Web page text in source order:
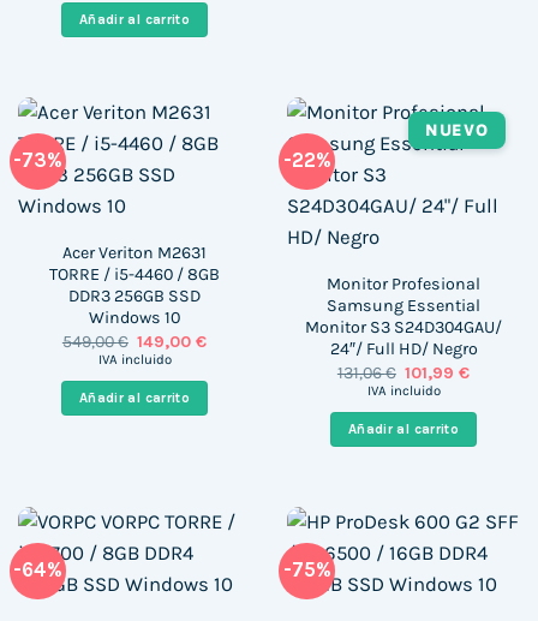
era:
153,60 €.
es:
Añadir al carrito
-73%
Acer Veriton M2631
TORRE / i5-4460 / 8GB
DDR3 256GB SSD
Windows 10
549,00€ El
precio
era:
549,00 €.
149,00€El
es:
149,00 €.
IVA incluido
Añadir al carrito
-22%
NUEVO
Monitor Profesional
Samsung Essential
Monitor S3 S24D304GAU/
24″/ Full HD/ Negro
131,06€ El
precio
era:
131,06 €.
101,99€El
es:
101,99 €.
IVA incluido
Añadir al carrito
-64% -75%